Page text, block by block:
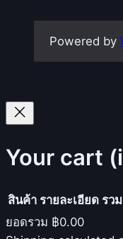
Powered by
Your cart
สินค้า รายละเอียด รวม
ยอดรวม ฿0.00